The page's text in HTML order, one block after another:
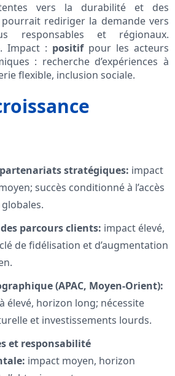
vers la durabilité et des
pourrait rediriger la demande vers
responsables et régionaux.
. Impact : positifpour les acteurs
: recherche d’expériences à
flexible, inclusion sociale.
stratégiques: impact
succès conditionné à l’accès
parcours clients: impact élevé,
de fidélisation et d’augmentation
(APAC, Moyen-Orient):
élevé, horizon long; nécessite
et investissements lourds.
et responsabilité
impact moyen, horizon